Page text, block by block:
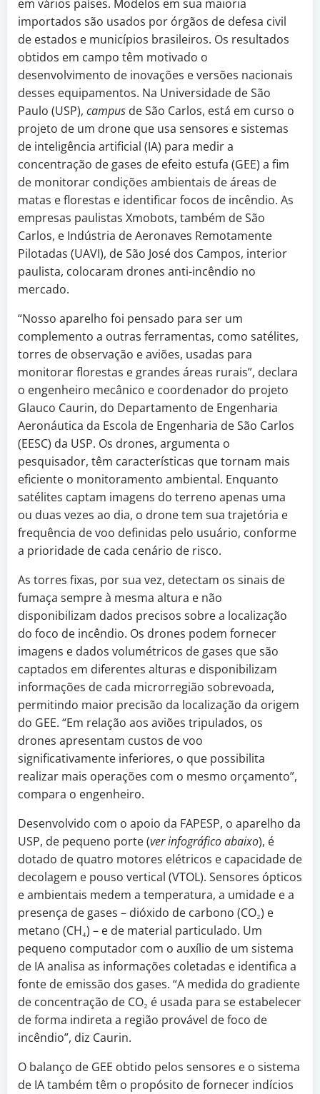
em vários países. Modelos em sua maioria
importados são usados por órgãos de defesa civil
de estados e municípios brasileiros. Os resultados
obtidos em campo têm motivado o
desenvolvimento de inovações e versões nacionais
desses equipamentos. Na Universidade de São
Paulo (USP), campus de São Carlos, está em curso o
projeto de um drone que usa sensores e sistemas
de inteligência artificial (IA) para medir a
concentração de gases de efeito estufa (GEE) a fim
de monitorar condições ambientais de áreas de
matas e florestas e identificar focos de incêndio. As
empresas paulistas Xmobots, também de São
Carlos, e Indústria de Aeronaves Remotamente
Pilotadas (UAVI), de São José dos Campos, interior
paulista, colocaram drones anti-incêndio no
mercado.
“Nosso aparelho foi pensado para ser um
complemento a outras ferramentas, como satélites,
torres de observação e aviões, usadas para
monitorar florestas e grandes áreas rurais”, declara
o engenheiro mecânico e coordenador do projeto
Glauco Caurin, do Departamento de Engenharia
Aeronáutica da Escola de Engenharia de São Carlos
(EESC) da USP. Os drones, argumenta o
pesquisador, têm características que tornam mais
eficiente o monitoramento ambiental. Enquanto
satélites captam imagens do terreno apenas uma
ou duas vezes ao dia, o drone tem sua trajetória e
frequência de voo definidas pelo usuário, conforme
a prioridade de cada cenário de risco.
As torres fixas, por sua vez, detectam os sinais de
fumaça sempre à mesma altura e não
disponibilizam dados precisos sobre a localização
do foco de incêndio. Os drones podem fornecer
imagens e dados volumétricos de gases que são
captados em diferentes alturas e disponibilizam
informações de cada microrregião sobrevoada,
permitindo maior precisão da localização da origem
do GEE. “Em relação aos aviões tripulados, os
drones apresentam custos de voo
significativamente inferiores, o que possibilita
realizar mais operações com o mesmo orçamento”,
compara o engenheiro.
Desenvolvido com o apoio da FAPESP, o aparelho da
USP, de pequeno porte (ver infográfico abaixo), é
dotado de quatro motores elétricos e capacidade de
decolagem e pouso vertical (VTOL). Sensores ópticos
e ambientais medem a temperatura, a umidade e a
presença de gases – dióxido de carbono (CO₂) e
metano (CH₄) – e de material particulado. Um
pequeno computador com o auxílio de um sistema
de IA analisa as informações coletadas e identifica a
fonte de emissão dos gases. “A medida do gradiente
de concentração de CO₂ é usada para se estabelecer
de forma indireta a região provável de foco de
incêndio”, diz Caurin.
O balanço de GEE obtido pelos sensores e o sistema
de IA também têm o propósito de fornecer indícios